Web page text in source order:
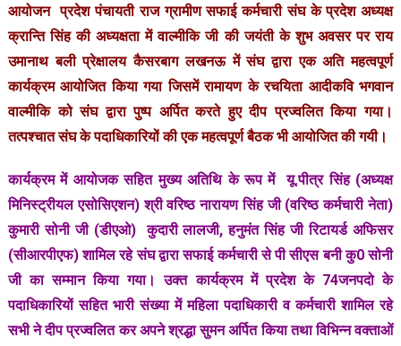
आयोजन प्रदेश पंचायती राज ग्रामीण सफाई कर्मचारी संघ के प्रदेश अध्यक्ष
क्रान्ति सिंह की अध्यक्षता में वाल्मीकि जी की जयंती के शुभ अवसर पर राय
उमानाथ बली प्रेक्षालय कैसरबाग लखनऊ में संघ द्वारा एक अति महत्वपूर्ण
कार्यक्रम आयोजित किया गया जिसमें रामायण के रचयिता आदीकवि भगवान
वाल्मीकि को संघ द्वारा पुष्प अर्पित करते हुए दीप प्रज्वलित किया गया।
तत्पश्चात संघ के पदाधिकारियों की एक महत्वपूर्ण बैठक भी आयोजित की गयी।
कार्यक्रम में आयोजक सहित मुख्य अतिथि के रूप में यू.पीत्र सिंह (अध्यक्ष
मिनिस्ट्रीयल एसोसिएशन) श्री वरिष्ठ नारायण सिंह जी (वरिष्ठ कर्मचारी नेता)
कुमारी सोनी जी (डीएओ) कुदारी लालजी, हनुमंत सिंह जी रिटायर्ड अफिसर
(सीआरपीएफ) शामिल रहे संघ द्वारा सफाई कर्मचारी से पी सीएस बनी कु0 सोनी
जी का सम्मान किया गया। उक्त कार्यक्रम में प्रदेश के 74जनपदो के
पदाधिकारियों सहित भारी संख्या में महिला पदाधिकारी व कर्मचारी शामिल रहे
सभी ने दीप प्रज्वलित कर अपने श्रद्धा सुमन अर्पित किया तथा विभिन्न वक्ताओं